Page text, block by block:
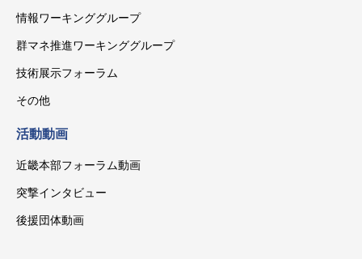
情報ワーキンググループ
群マネ推進ワーキンググループ
技術展示フォーラム
その他
活動動画
近畿本部フォーラム動画
突撃インタビュー
後援団体動画